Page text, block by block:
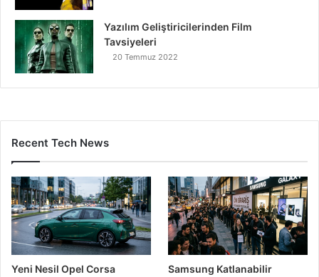
Yazılım Geliştiricilerinden Film
Tavsiyeleri
20 Temmuz 2022
Recent Tech News
Yeni Nesil Opel Corsa
Samsung Katlanabilir